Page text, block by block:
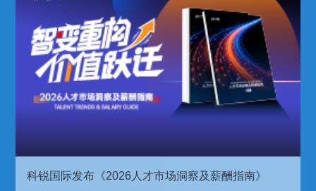
科锐国际发布《2026人才市场洞察及薪酬指南》